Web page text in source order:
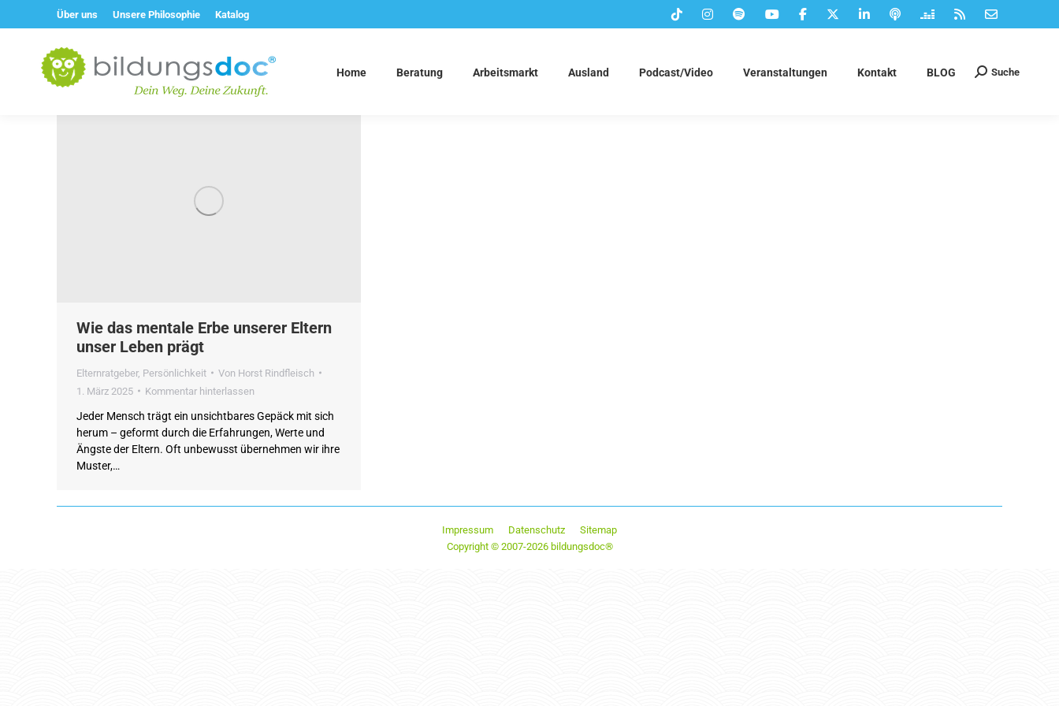
Über uns Unsere Philosophie Katalog
Home Beratung Arbeitsmarkt Ausland Podcast/Video Veranstaltungen Kontakt BLOG Suchen:
Suche
Wie das mentale Erbe unserer Eltern
unser Leben prägt
Elternratgeber, Persönlichkeit Von Horst Rindfleisch
1. März 2025
Kommentar hinterlassen
Jeder Mensch trägt ein unsichtbares Gepäck mit sich
herum – geformt durch die Erfahrungen, Werte und
Ängste der Eltern. Oft unbewusst übernehmen wir ihre
Muster,…
Impressum Datenschutz
Sitemap
Copyright © 2007-2026 bildungsdoc®